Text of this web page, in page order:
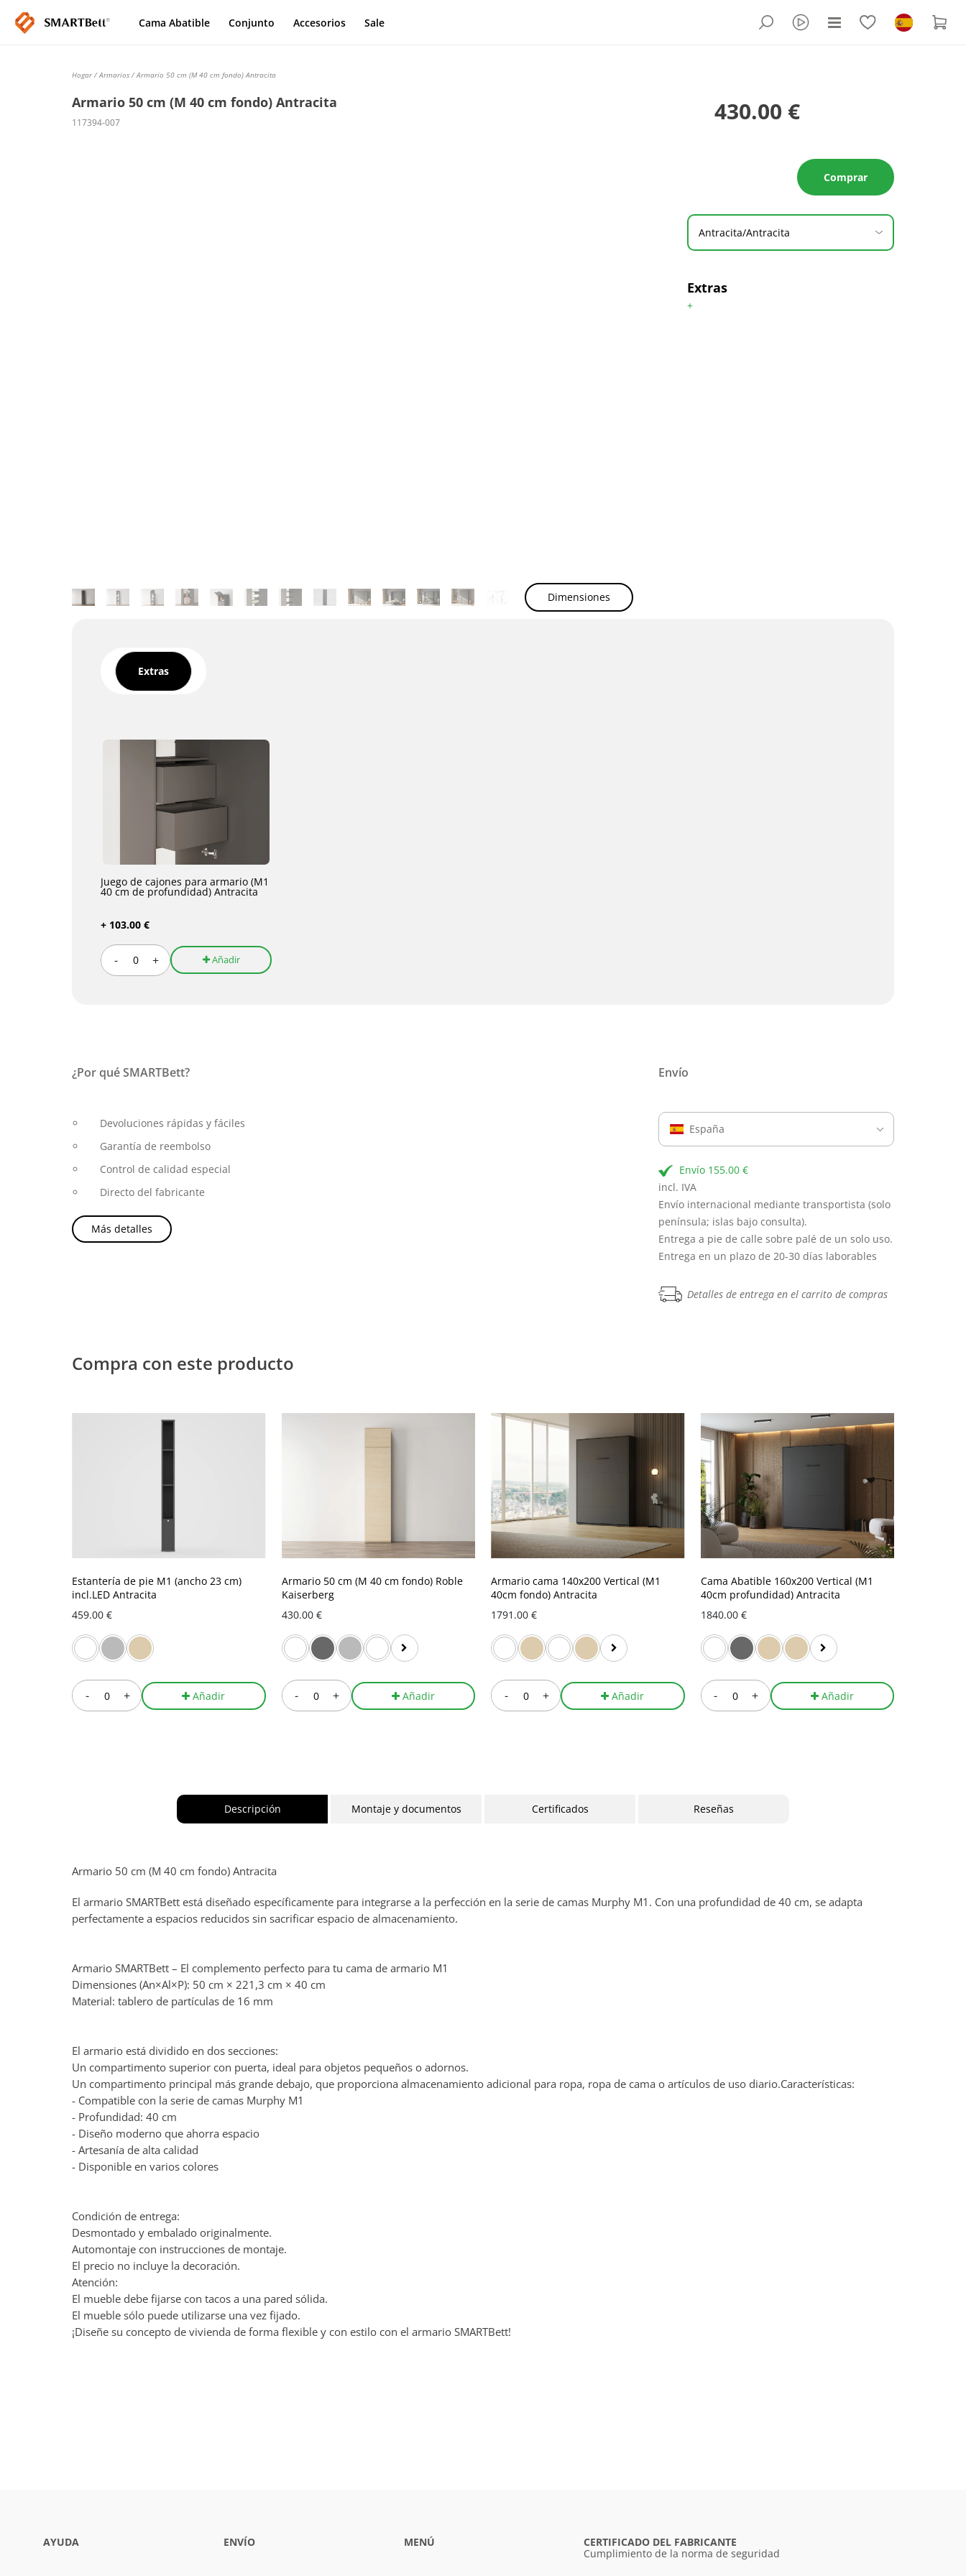
Cama Abatible Conjunto Accesorios Sale
Hogar /Armarios / Armario 50 cm (M 40 cm fondo) Antracita
Armario 50 cm (M 40 cm fondo) Antracita
117394-007 430.00 €
Dimensiones
Comprar
Antracita/Antracita
Extras
+
Extras
Juego de cajones para armario (M1
40 cm de profundidad) Antracita
+ 103.00 €
- + Añadir
¿Por qué SMARTBett?
Devoluciones rápidas y fáciles
Garantía de reembolso
Control de calidad especial
Directo del fabricante
Más detalles
Envío
España
Envío 155.00 €
incl. IVA
Envío internacional mediante transportista (solo
península; islas bajo consulta).
Entrega a pie de calle sobre palé de un solo uso.
Entrega en un plazo de 20-30 días laborables
Detalles de entrega en el carrito de compras
Compra con este producto
Estantería de pie M1 (ancho 23 cm)
incl.LED Antracita
459.00 €
- + Añadir
Armario 50 cm (M 40 cm fondo) Roble
Kaiserberg
430.00 €
- + Añadir
Armario cama 140x200 Vertical (M1
40cm fondo) Antracita
1791.00 €
- + Añadir
Cama Abatible 160x200 Vertical (M1
40cm profundidad) Antracita
1840.00 €
- + Añadir
Descripción Montaje y documentos Certificados Reseñas
Armario 50 cm (M 40 cm fondo) Antracita
El armario SMARTBett está diseñado específicamente para integrarse a la perfección en la serie de camas Murphy M1. Con una profundidad de 40 cm, se adapta
perfectamente a espacios reducidos sin sacrificar espacio de almacenamiento.
Armario SMARTBett – El complemento perfecto para tu cama de armario M1
Dimensiones (An×Al×P): 50 cm × 221,3 cm × 40 cm
Material: tablero de partículas de 16 mm
El armario está dividido en dos secciones:
Un compartimento superior con puerta, ideal para objetos pequeños o adornos.
Un compartimento principal más grande debajo, que proporciona almacenamiento adicional para ropa, ropa de cama o artículos de uso diario.Características:
- Compatible con la serie de camas Murphy M1
- Profundidad: 40 cm
- Diseño moderno que ahorra espacio
- Artesanía de alta calidad
- Disponible en varios colores
Condición de entrega:
Desmontado y embalado originalmente.
Automontaje con instrucciones de montaje.
El precio no incluye la decoración.
Atención:
El mueble debe fijarse con tacos a una pared sólida.
El mueble sólo puede utilizarse una vez fijado.
¡Diseñe su concepto de vivienda de forma flexible y con estilo con el armario SMARTBett!
AYUDA ENVÍO MENÚ
CERTIFICADO DEL FABRICANTE
Cumplimiento de la norma de seguridad